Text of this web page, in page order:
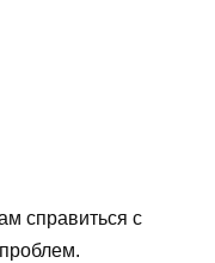
справиться с